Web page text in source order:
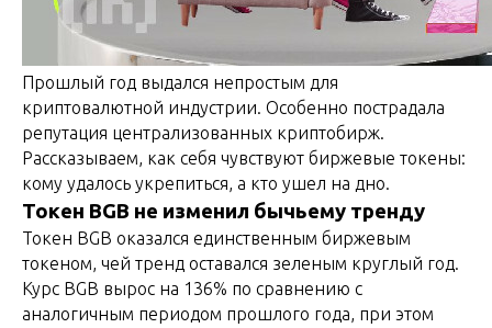
Прошлый год выдался непростым для
криптовалютной индустрии. Особенно пострадала
репутация централизованных криптобирж.
Рассказываем, как себя чувствуют биржевые токены:
кому удалось укрепиться, а кто ушел на дно.
Токен BGB не изменил бычьему тренду
Токен BGB оказался единственным биржевым
токеном, чей тренд оставался зеленым круглый год.
Курс BGB вырос на 136% по сравнению с
аналогичным периодом прошлого года, при этом